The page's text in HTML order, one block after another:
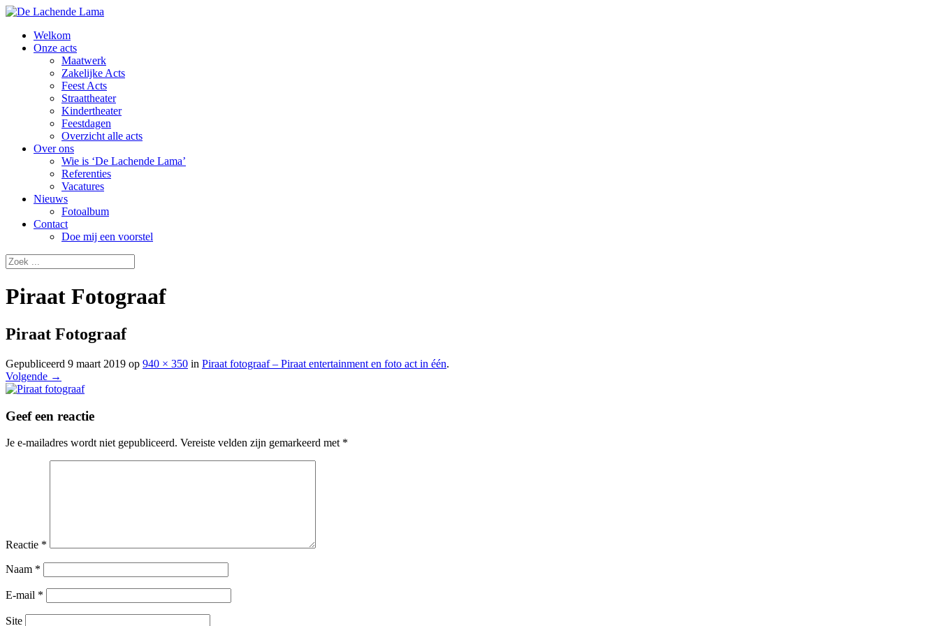
Welkom
Onze acts
Maatwerk
Zakelijke Acts
Feest Acts
Straattheater
Kindertheater
Feestdagen
Overzicht alle acts
Over ons
Wie is ‘De Lachende Lama’
Referenties
Vacatures
Nieuws
Fotoalbum
Contact
Doe mij een voorstel
Piraat Fotograaf
Piraat Fotograaf
Gepubliceerd 9 maart 2019 op 940 × 350 in Piraat fotograaf – Piraat entertainment en foto act in één.
Volgende →
Geef een reactie
Je e-mailadres wordt niet gepubliceerd. Vereiste velden zijn gemarkeerd met *
Reactie *
Naam *
E-mail *
Site